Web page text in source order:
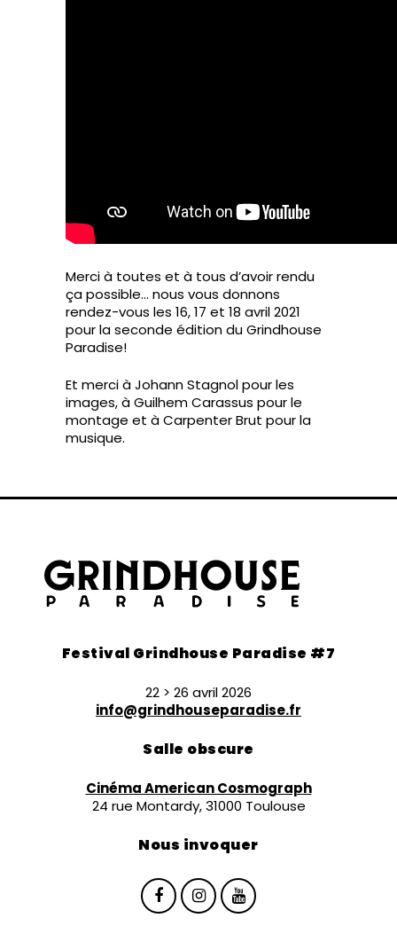
Merci à toutes et à tous d’avoir rendu
ça possible… nous vous donnons
rendez-vous les 16, 17 et 18 avril 2021
pour la seconde édition du Grindhouse
Paradise!
Et merci à Johann Stagnol pour les
images, à Guilhem Carassus pour le
montage et à Carpenter Brut pour la
musique.
Festival Grindhouse Paradise #7
22 > 26 avril 2026
info@grindhouseparadise.fr
Salle obscure
Cinéma American Cosmograph
24 rue Montardy, 31000 Toulouse
Nous invoquer